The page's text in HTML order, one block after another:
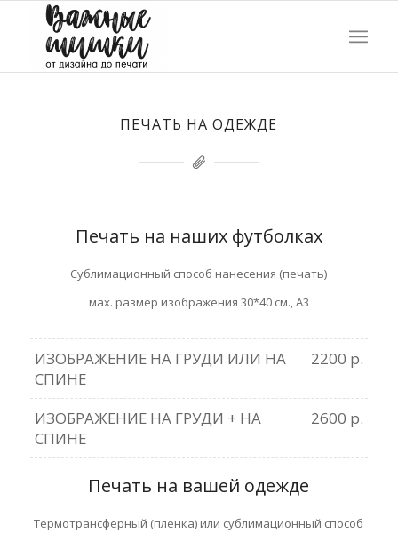
ПЕЧАТЬ НА ОДЕЖДЕ
Печать на наших футболках
Сублимационный способ нанесения (печать)
мах. размер изображения 30*40 см., А3
ИЗОБРАЖЕНИЕ НА ГРУДИ ИЛИ НА
СПИНЕ
2200 р.
ИЗОБРАЖЕНИЕ НА ГРУДИ + НА
СПИНЕ
2600 р.
Печать на вашей одежде
Термотрансферный (пленка) или сублимационный способ